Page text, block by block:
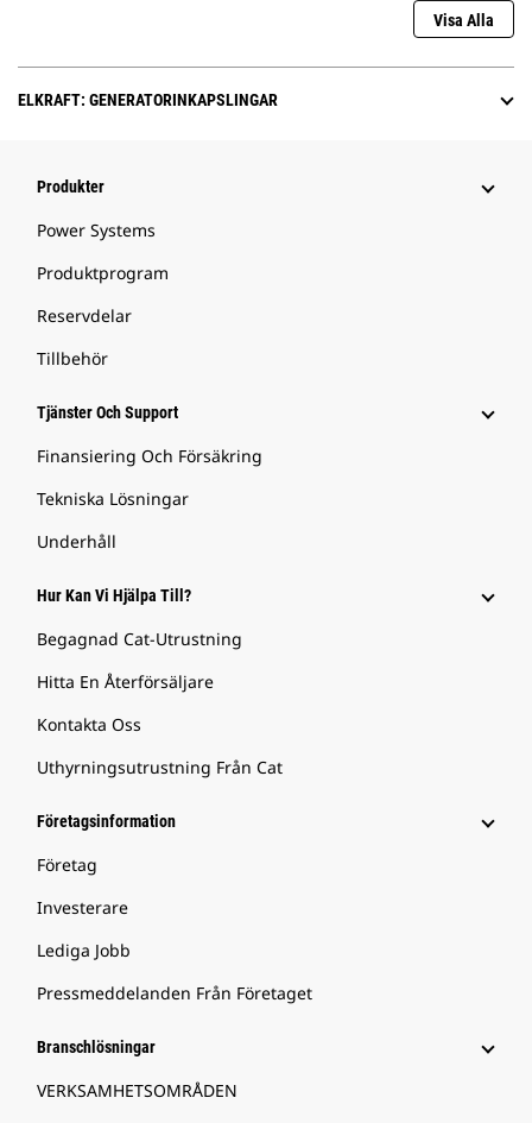
Visa Alla
ELKRAFT: GENERATORINKAPSLINGAR
Produkter
Power Systems
Produktprogram
Reservdelar
Tillbehör
Tjänster Och Support
Finansiering Och Försäkring
Tekniska Lösningar
Underhåll
Hur Kan Vi Hjälpa Till?
Begagnad Cat-Utrustning
Hitta En Återförsäljare
Kontakta Oss
Uthyrningsutrustning Från Cat
Företagsinformation
Företag
Investerare
Lediga Jobb
Pressmeddelanden Från Företaget
Branschlösningar
VERKSAMHETSOMRÅDEN